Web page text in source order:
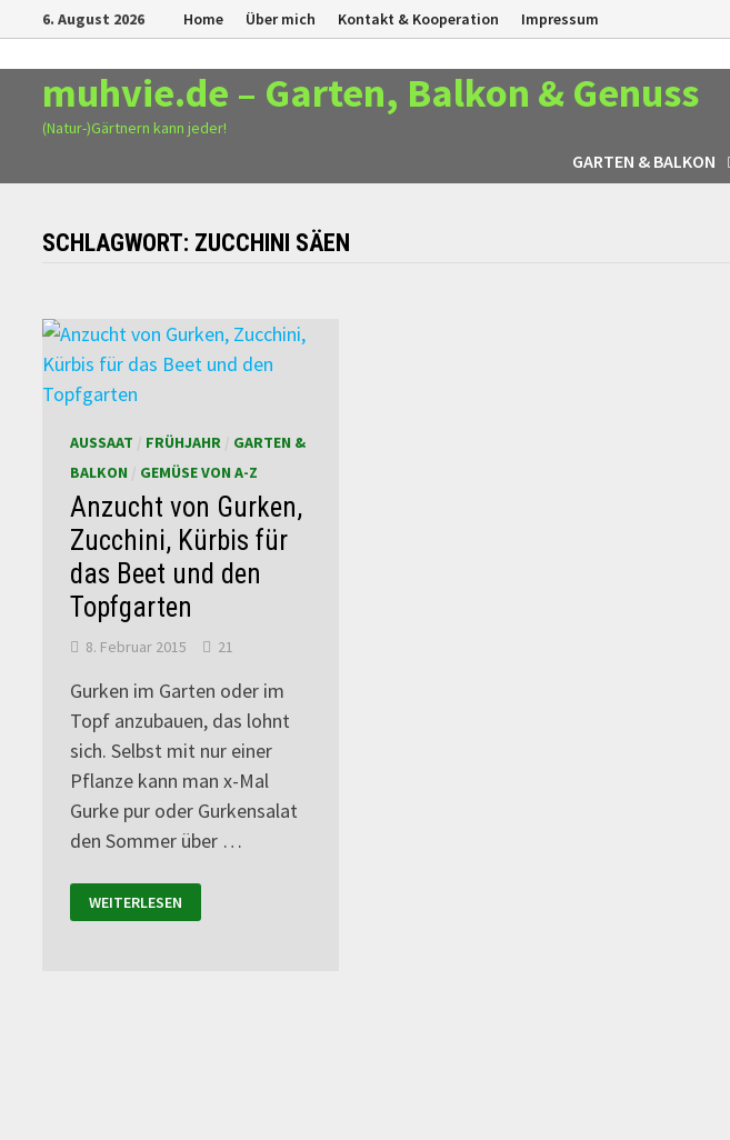
Zurück
zum
Inhalt
6. August 2026 Home Über mich Kontakt & Kooperation Impressum
muhvie.de – Garten, Balkon & Genuss
(Natur-)Gärtnern kann jeder!
GARTEN & BALKON
SCHLAGWORT: ZUCCHINI SÄEN
AUSSAAT FRÜHJAHR
GARTEN &
BALKON
GEMÜSE VON A-Z
Anzucht von Gurken,
Zucchini, Kürbis für
das Beet und den
Topfgarten
8. Februar 2015 21
Gurken im Garten oder im
Topf anzubauen, das lohnt
sich. Selbst mit nur einer
Pflanze kann man x-Mal
Gurke pur oder Gurkensalat
den Sommer über …
WEITERLESEN